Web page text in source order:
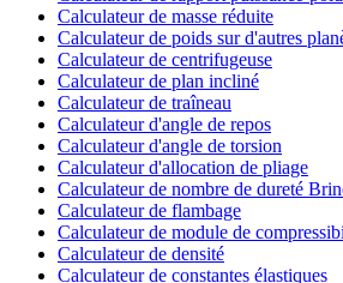
Calculateur de masse réduite
Calculateur de poids sur d'autres
Calculateur de centrifugeuse
Calculateur de plan incliné
Calculateur de traîneau
Calculateur d'angle de repos
Calculateur d'angle de torsion
Calculateur d'allocation de pliage
Calculateur de nombre de dureté
Calculateur de flambage
Calculateur de module de
Calculateur de densité
Calculateur de constantes élastiques